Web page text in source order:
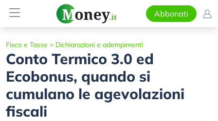
Abbonati
Fisco e Tasse > Dichiarazioni e adempimenti
Conto Termico 3.0 ed
Ecobonus, quando si
cumulano le agevolazioni
fiscali